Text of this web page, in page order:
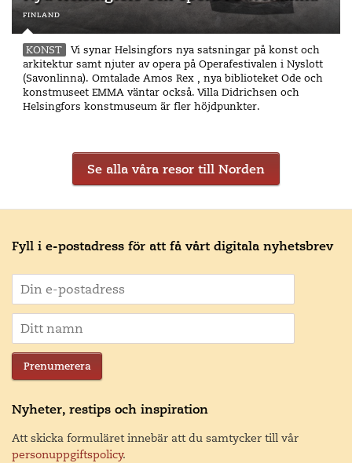
operadivan Maria Callas, syns Abramović själv i den
kvinnliga huvudrollen och får sällskap av Hollywood-
dödsögonblick tolkas på nytt.
"Cisternerne är ett av de mest unika rummen jag
någonsin har ställt ut i. Den mörka och monumentala
Upplevelsen i Cisternerne blir finalen på vårt besök i
finland
KONST
Vi synar Helsingfors nya satsningar på konst och
arkitektur samt njuter av opera på Operafestivalen i Nyslott
(Savonlinna). Omtalade Amos Rex , nya biblioteket Ode och
konstmuseet EMMA väntar också. Villa Didrichsen och
Helsingfors konstmuseum är fler höjdpunkter.
Se alla våra resor till Norden
Fyll i e-postadress för att få vårt digitala nyhetsbrev
Prenumerera
Nyheter, restips och inspiration
Att skicka formuläret innebär att du samtycker till vår
personuppgiftspolicy.